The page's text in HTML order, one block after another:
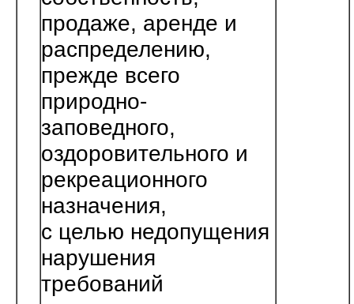
продаже, аренде и
распре­делению,
прежде всего
природно-
заповедного,
оздоровительного и
рекреа­ционного
назначения,
с целью недопущения
нарушения
требований